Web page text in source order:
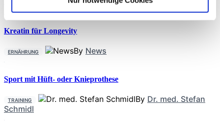
Sportwiss. Christiane Wilke
Kreatin für Longevity
ERNÄHRUNG By News
Sport mit Hüft- oder Knieprothese
TRAINING By Dr. med. Stefan
Schmidl